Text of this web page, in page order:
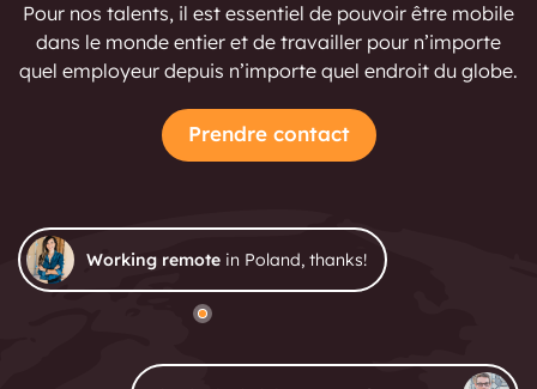
Pour nos talents, il est essentiel de pouvoir être mobile
dans le monde entier et de travailler pour n’importe
quel employeur depuis n’importe quel endroit du globe.
Prendre contact
Working remote in Poland, thanks!